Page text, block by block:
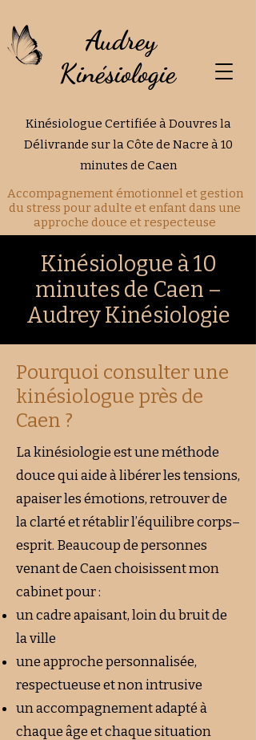
Audrey
Kinésiologie
Kinésiologue Certifiée à Douvres la
Délivrande sur la Côte de Nacre à 10
minutes de Caen
Accompagnement émotionnel et gestion
du stress pour adulte et enfant dans une
approche douce et respecteuse
Kinésiologue à 10
minutes de Caen –
Audrey Kinésiologie
Pourquoi consulter une
kinésiologue près de
Caen ?
La kinésiologie est une méthode
douce qui aide à libérer les tensions,
apaiser les émotions, retrouver de
la clarté et rétablir l’équilibre corps–
esprit. Beaucoup de personnes
venant de Caen choisissent mon
cabinet pour :
un cadre apaisant, loin du bruit de
la ville
une approche personnalisée,
respectueuse et non intrusive
un accompagnement adapté à
chaque âge et chaque situation